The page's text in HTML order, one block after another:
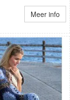
Meer info